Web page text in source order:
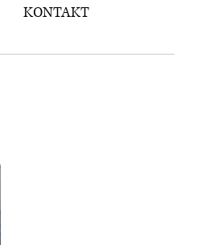
KONTAKT